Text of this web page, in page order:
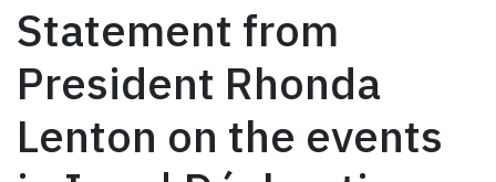
Statement from
President Rhonda
Lenton on the events